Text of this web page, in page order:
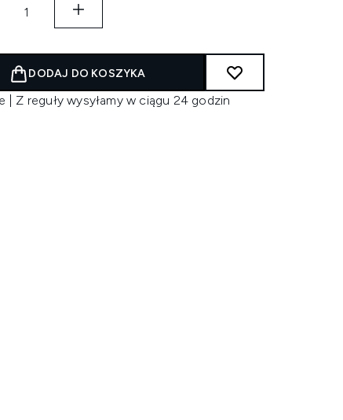
DODAJ DO KOSZYKA
| Z reguły wysyłamy w ciągu 24 godzin